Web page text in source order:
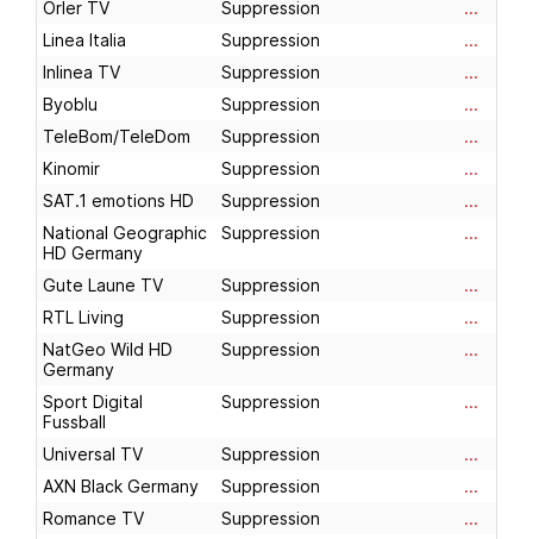
Orler TV Suppression
...
Linea Italia
Suppression
...
Inlinea TV
Suppression
...
Byoblu
Suppression
...
TeleBom/TeleDom
Suppression
...
Kinomir
Suppression
...
SAT.1 emotions HD
Suppression
...
National Geographic
HD Germany
Suppression ...
Gute Laune TV Suppression
...
RTL Living
Suppression
...
NatGeo Wild HD
Germany
Suppression ...
Sport Digital
Fussball
Suppression ...
Universal TV Suppression
...
AXN Black Germany
Suppression
...
Romance TV
Suppression
...